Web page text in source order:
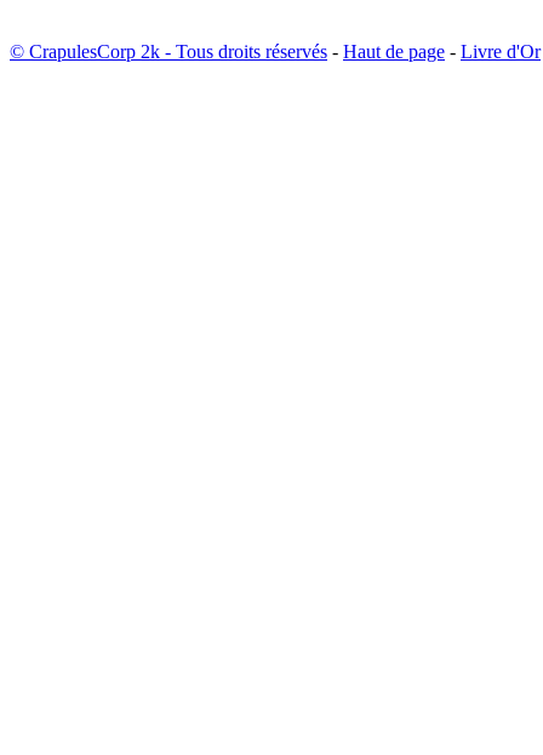
© CrapulesCorp 2k - Tous droits réservés - Haut de page - Livre d'Or